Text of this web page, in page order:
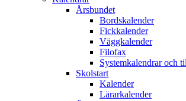
Årsbundet
Bordskalender
Fickkalender
Väggkalender
Filofax
Systemkalendrar och
Skolstart
Kalender
Lärarkalender